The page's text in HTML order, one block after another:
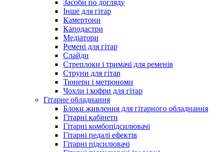
Засоби по догляду
Інше для гітар
Камертони
Каподастри
Медіатори
Ремені для гітар
Слайди
Стреплоки і тримачі для ременів
Струни для гітар
Тюнери і метрономи
Чохли і кофри для гітар
Гітарне обладнання
Блоки живлення для гітарного обладнання
Гітарні кабінети
Гітарні комбопідсилювачі
Гітарні педалі ефектів
Гітарні підсилювачі